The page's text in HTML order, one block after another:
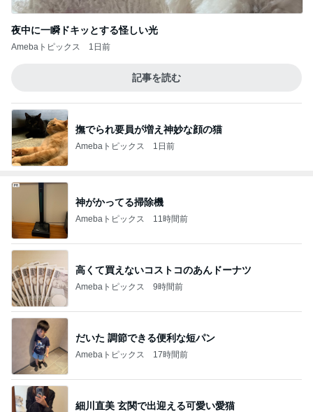
夜中に一瞬ドキッとする怪しい光
Amebaトピックス 1日前
記事を読む
撫でられ要員が増え神妙な顔の猫
Amebaトピックス 1日前
神がかってる掃除機
Amebaトピックス 11時間前
高くて買えないコストコのあんドーナツ
Amebaトピックス 9時間前
だいた 調節できる便利な短パン
Amebaトピックス 17時間前
細川直美 玄関で出迎える可愛い愛猫